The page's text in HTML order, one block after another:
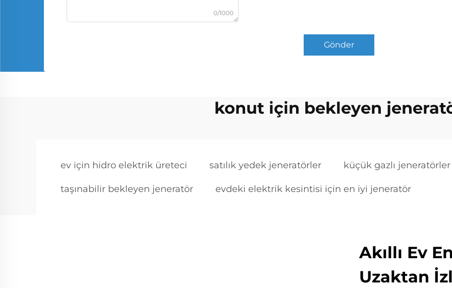
0/1000
Gönder
konut için bekleyen
ev için hidro elektrik üreteci satılık yedek jeneratörler küçük gazlı jeneratörler
taşınabilir bekleyen jeneratör evdeki elektrik kesintisi için en iyi jeneratör
Akıllı Ev
Uzaktan